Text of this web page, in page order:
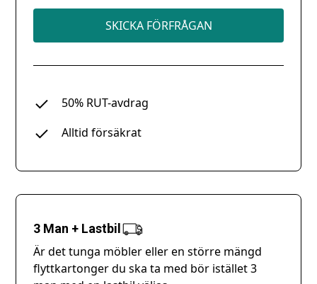
SKICKA FÖRFRÅGAN
50% RUT-avdrag
Alltid försäkrat
3 Man + Lastbil
Är det tunga möbler eller en större mängd
flyttkartonger du ska ta med bör istället 3